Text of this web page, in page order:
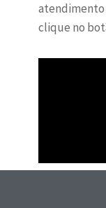
atendimento
clique no